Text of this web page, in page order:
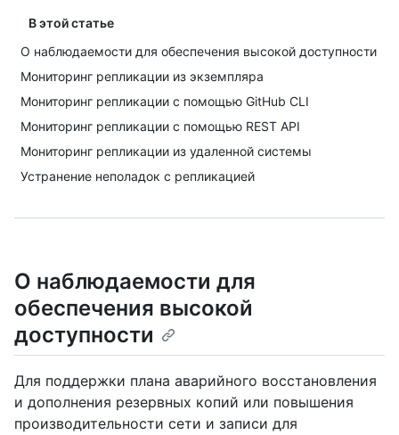
В этой статье
О наблюдаемости для обеспечения высокой доступности
Мониторинг репликации из экземпляра
Мониторинг репликации с помощью GitHub CLI
Мониторинг репликации с помощью REST API
Мониторинг репликации из удаленной системы
Устранение неполадок с репликацией
О наблюдаемости для
обеспечения высокой
доступности
Для поддержки плана аварийного восстановления
и дополнения резервных копий или повышения
производительности сети и записи для